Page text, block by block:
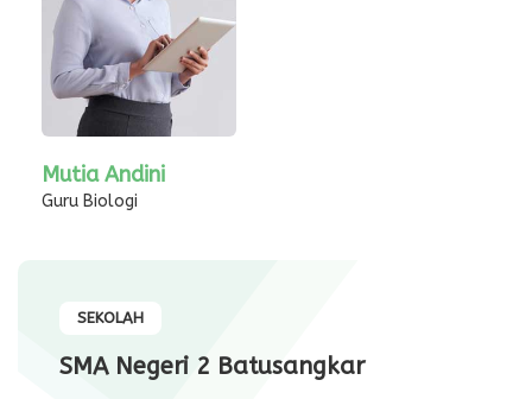
Mutia Andini
Guru Biologi
SEKOLAH
SMA Negeri 2 Batusangkar